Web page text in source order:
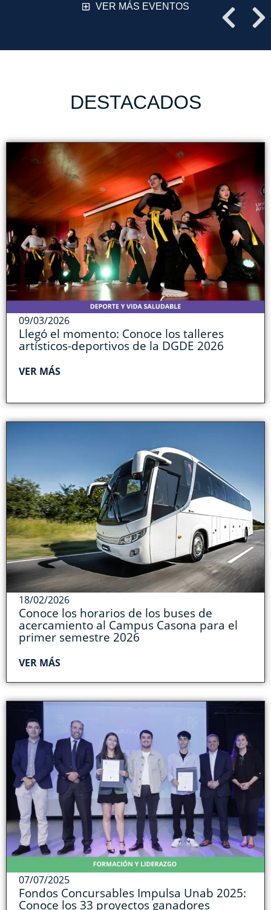
VER MÁS EVENTOS
DESTACADOS
09/03/2026
Llegó el momento: Conoce los talleres
artísticos-deportivos de la DGDE 2026
VER MÁS
18/02/2026
Conoce los horarios de los buses de
acercamiento al Campus Casona para el
primer semestre 2026
VER MÁS
07/07/2025
Fondos Concursables Impulsa Unab 2025:
Conoce los 33 proyectos ganadores